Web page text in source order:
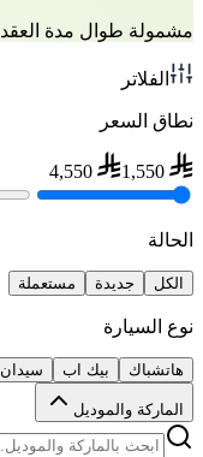
مشمولة طوال مدة العقد
الفلاتر
نطاق السعر
1,550
4,550
الحالة
الكل جديدة مستعملة
نوع السيارة
هاتشباك بيك اب سيدان
الماركة والموديل